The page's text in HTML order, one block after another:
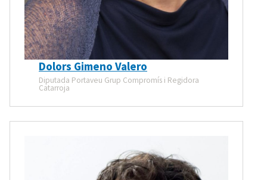
Dolors Gimeno Valero
Diputada Portaveu Grup Compromís i Regidora
Catarroja